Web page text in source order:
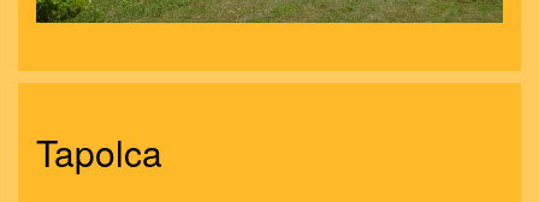
Tapolca